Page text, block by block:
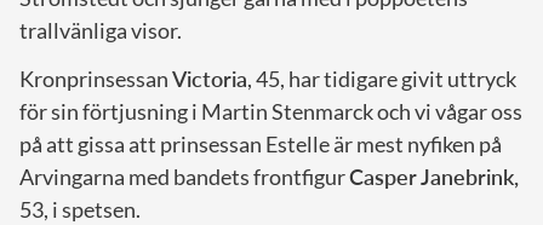
trallvänliga visor.
KronprinsessanVictoria, 45, har tidigare givit uttryck
för sin förtjusning i Martin Stenmarck och vi vågar oss
på att gissa att prinsessan Estelle är mest nyfiken på
Arvingarna med bandets frontfigurCasper Janebrink,
53, i spetsen.